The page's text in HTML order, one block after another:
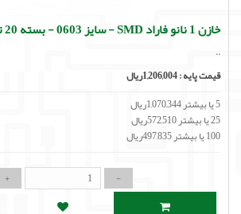
خازن 1 نانو فاراد SMD - سایز 0603 - بسته 20 تایی
..
قیمت پایه :1,206,004ریال
5 یا بیشتر 1,070,344ریال
25 یا بیشتر 572,510ریال
100 یا بیشتر 497,835ریال